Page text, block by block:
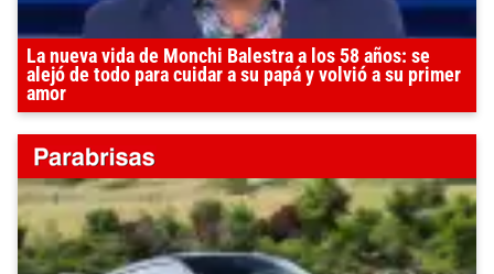
La nueva vida de Monchi Balestra a los 58 años: se
alejó de todo para cuidar a su papá y volvió a su primer
amor